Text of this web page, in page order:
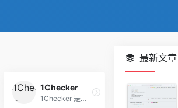
1Checker
1Checker 是您理想的校对解决方案。它集拼写检查、语法检查、风格审查、词汇强化、词典、翻译等功能于一身。
最新文章